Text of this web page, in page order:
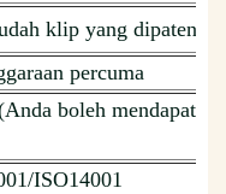
klip yang
percuma
boleh
ISO14001